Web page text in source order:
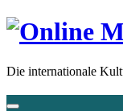
Die internationale